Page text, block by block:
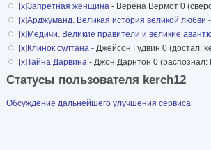
[x]Запретная женщина - Верена Вермот 0
[x]Арджуманд. Великая история великой любви
[x]Медичи. Великие правители и великие
[x]Клинок султана - Джейсон Гудвин 0 (достал:
[x]Тайна Дарвина - Джон Дарнтон 0 (распознал:
Статусы пользователя kerch12
Обсуждение дальнейшего улучшения сервиса